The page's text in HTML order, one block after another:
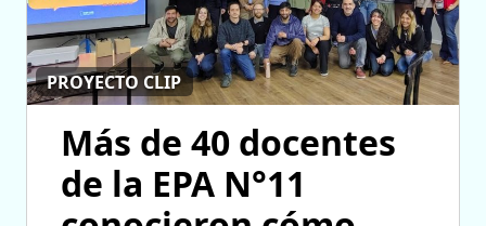
PROYECTO CLIP
Más de 40 docentes
de la EPA N°11